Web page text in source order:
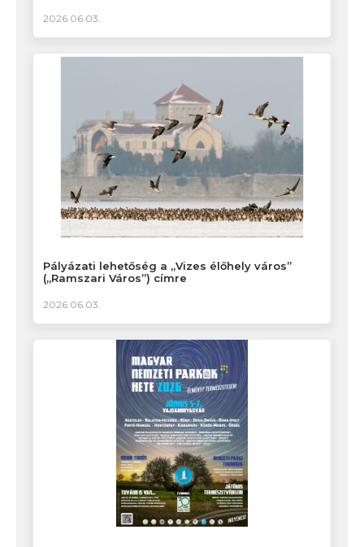
2026.06.03.
Pályázati lehetőség a „Vizes élőhely város”
(„Ramszari Város”) címre
2026.06.03.